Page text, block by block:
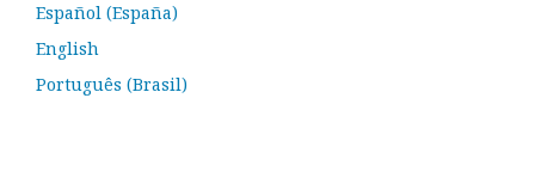
Español (España)
English
Português (Brasil)